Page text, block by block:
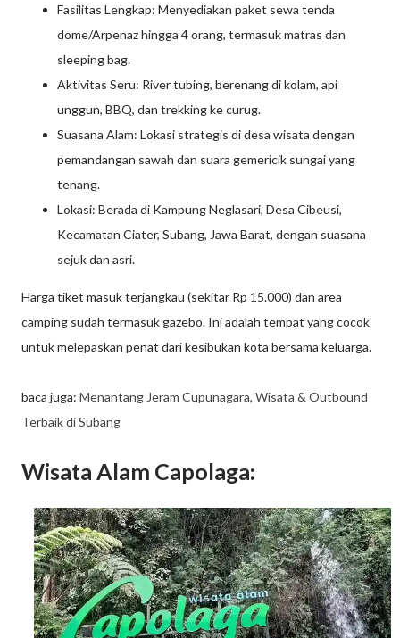
Fasilitas Lengkap: Menyediakan paket sewa tenda
dome/Arpenaz hingga 4 orang, termasuk matras dan
sleeping bag.
Aktivitas Seru: River tubing, berenang di kolam, api
unggun, BBQ, dan trekking ke curug.
Suasana Alam: Lokasi strategis di desa wisata dengan
pemandangan sawah dan suara gemericik sungai yang
tenang.
Lokasi: Berada di Kampung Neglasari, Desa Cibeusi,
Kecamatan Ciater, Subang, Jawa Barat, dengan suasana
sejuk dan asri.
Harga tiket masuk terjangkau (sekitar Rp 15.000) dan area
camping sudah termasuk gazebo. Ini adalah tempat yang cocok
untuk melepaskan penat dari kesibukan kota bersama keluarga.
baca juga: Menantang Jeram Cupunagara, Wisata & Outbound
Terbaik di Subang
Wisata Alam Capolaga: